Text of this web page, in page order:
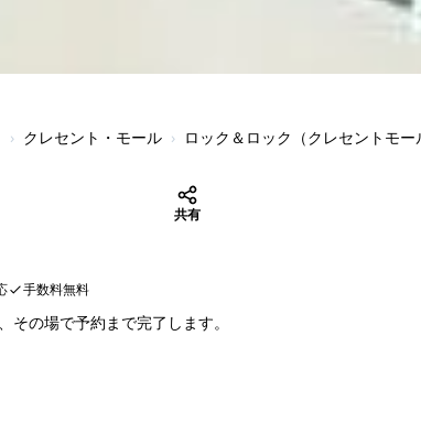
› クレセント・モール › ロック＆ロック（クレセントモー
共有
手数料無料
その場で予約まで完了します。